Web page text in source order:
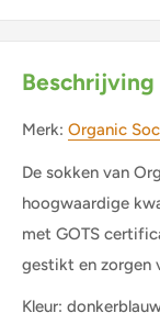
Beschrijving
Merk: Organic
De sokken van
hoogwaardige
met GOTS
gestikt en zorgen
Kleur: